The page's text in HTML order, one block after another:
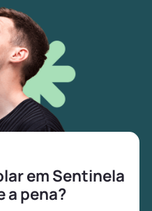
em Sentinela
a pena?